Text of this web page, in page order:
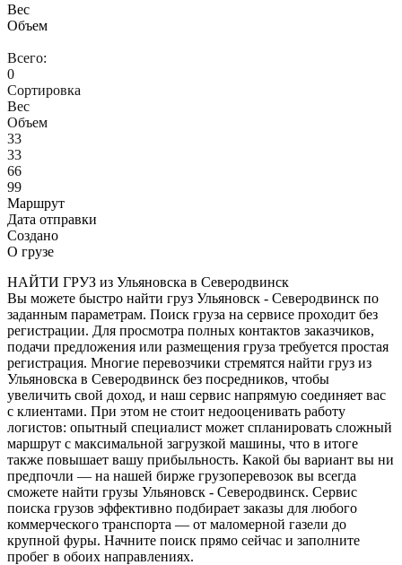
Вес
Объем
Всего:
0
Сортировка
Вес
Объем
33
33
66
99
Маршрут
Дата отправки
Создано
О грузе
НАЙТИ ГРУЗ из Ульяновска в Северодвинск
Вы можете быстро найти груз Ульяновск - Северодвинск по
заданным параметрам. Поиск груза на сервисе проходит без
регистрации. Для просмотра полных контактов заказчиков,
подачи предложения или размещения груза требуется простая
регистрация. Многие перевозчики стремятся найти груз из
Ульяновска в Северодвинск без посредников, чтобы
увеличить свой доход, и наш сервис напрямую соединяет вас
с клиентами. При этом не стоит недооценивать работу
логистов: опытный специалист может спланировать сложный
маршрут с максимальной загрузкой машины, что в итоге
также повышает вашу прибыльность. Какой бы вариант вы ни
предпочли — на нашей бирже грузоперевозок вы всегда
сможете найти грузы Ульяновск - Северодвинск. Сервис
поиска грузов эффективно подбирает заказы для любого
коммерческого транспорта — от маломерной газели до
крупной фуры. Начните поиск прямо сейчас и заполните
пробег в обоих направлениях.